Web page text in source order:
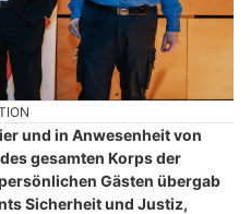
und in Anwesenheit von
gesamten Korps der
Gästen übergab
Sicherheit und Justiz,